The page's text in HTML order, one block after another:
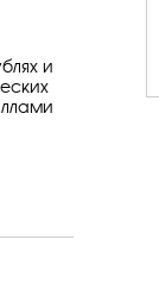
и